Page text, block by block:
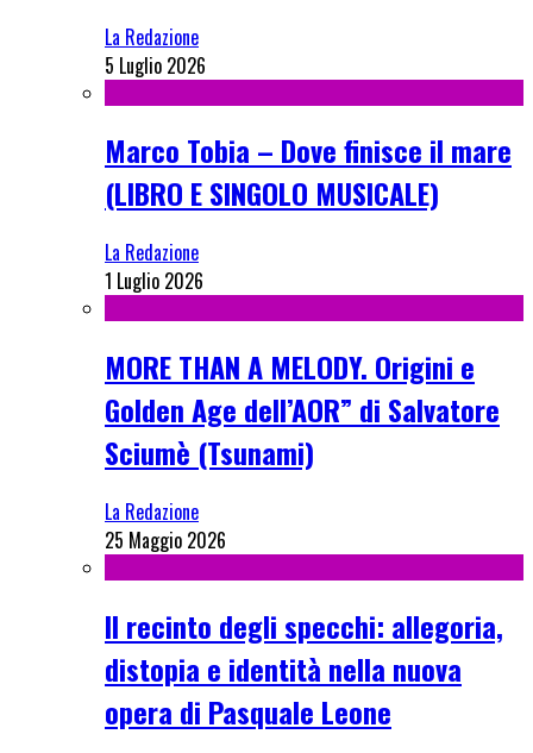
La Redazione
5 Luglio 2026
Marco Tobia – Dove finisce il mare
(LIBRO E SINGOLO MUSICALE)
La Redazione
1 Luglio 2026
MORE THAN A MELODY. Origini e
Golden Age dell’AOR” di Salvatore
Sciumè (Tsunami)
La Redazione
25 Maggio 2026
Il recinto degli specchi: allegoria,
distopia e identità nella nuova
opera di Pasquale Leone